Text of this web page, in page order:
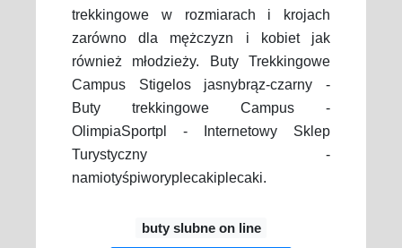
trekkingowe w rozmiarach i krojach
zarówno dla mężczyzn i kobiet jak
również młodzieży. Buty Trekkingowe
Campus Stigelos jasnybrąz-czarny -
Buty trekkingowe Campus -
OlimpiaSportpl - Internetowy Sklep
Turystyczny -
namiotyśpiworyplecakiplecaki.
buty slubne on line